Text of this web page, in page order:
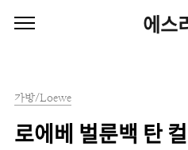
에스
가방/Loewe
로에베 벌룬백 탄